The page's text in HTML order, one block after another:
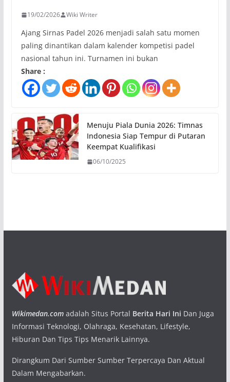
19/02/2026 Wiki Writer
Ajang Sirnas Padel 2026 menjadi salah satu momen
paling dinantikan dalam kalender kompetisi padel
nasional tahun ini. Turnamen ini bukan
Share :
Menuju Piala Dunia 2026: Timnas
Indonesia Siap Tempur di Putaran
Keempat Kualifikasi
06/10/2025
Wikimedan.comadalah Situs Portal Berita Hari Ini Dan Juga
Informasi Teknologi, Olahraga, Kesehatan, Lifestyle,
Hiburan Dan Tips Tips Menarik Lainnya.
Dirangkum Dari Sumber Sumber Terpercaya Dan Aktual
Dalam Mengabarkan.